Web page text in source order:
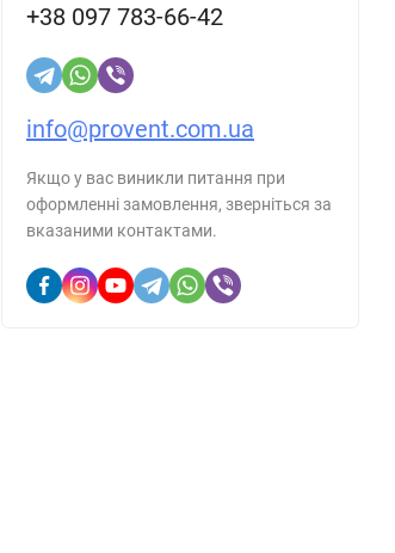
+38 097 783-66-42
info@provent.com.ua
Якщо у вас виникли питання при
оформленні замовлення, зверніться за
вказаними контактами.